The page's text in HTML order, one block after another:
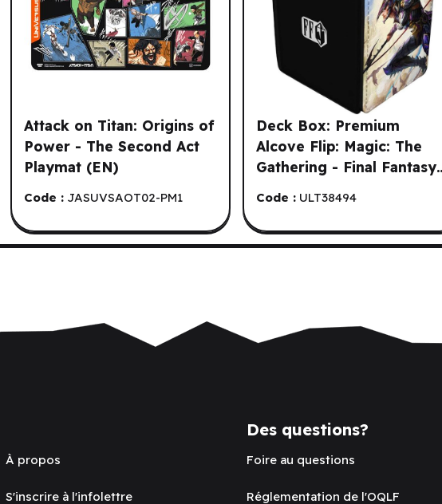
Attack on Titan: Origins of
Power - The Second Act
Playmat (EN)
Code : JASUVSAOT02-PM1
Deck Box: Premium
Alcove Flip: Magic: The
Gathering - Final Fantasy:
Code : ULT38494
À propos
S'inscrire à l'infolettre
Des questions?
Foire au questions
Réglementation de l'OQLF